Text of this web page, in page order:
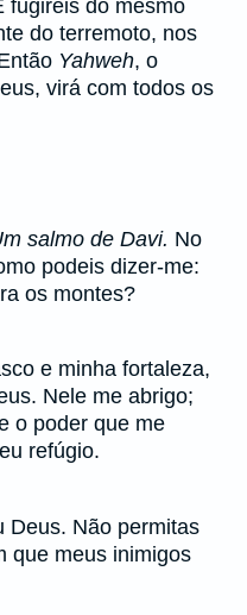
fugireis do mesmo
do terremoto, nos
Yahweh, o
virá com todos os
salmo de Davi. No
podeis dizer-me:
os montes?
e minha fortaleza,
Nele me abrigo;
o poder que me
refúgio.
Deus. Não permitas
que meus inimigos